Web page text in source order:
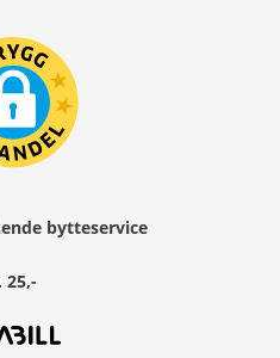
bytteservice
25,-